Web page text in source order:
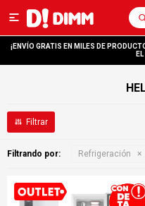

¡ENVÍO GRATIS EN MILES DE
Filtrando por: Refrigeración